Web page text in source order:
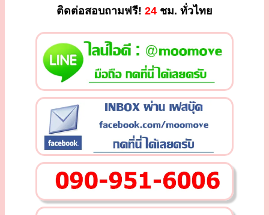
ติดต่อสอบถามฟรี! 24 ชม. ทั่วไทย